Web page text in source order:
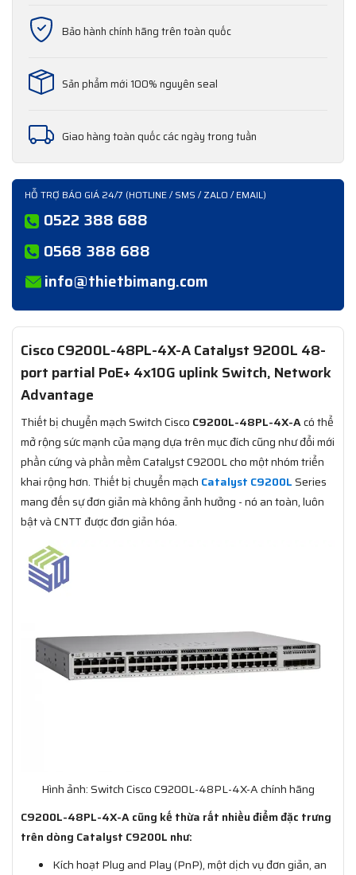
Bảo hành chính hãng trên toàn quốc
Sản phẩm mới 100% nguyên seal
Giao hàng toàn quốc các ngày trong tuần
HỖ TRỢ BÁO GIÁ 24/7 (HOTLINE / SMS / ZALO / EMAIL)
0522 388 688
0568 388 688
info@thietbimang.com
Cisco C9200L-48PL-4X-A Catalyst 9200L 48-
port partial PoE+ 4x10G uplink Switch, Network
Advantage
Thiết bị chuyển mạch Switch Cisco C9200L-48PL-4X-Acó thể
mở rộng sức mạnh của mạng dựa trên mục đích cũng như đổi mới
phần cứng và phần mềm Catalyst C9200L cho một nhóm triển
khai rộng hơn. Thiết bị chuyển mạch Catalyst C9200LSeries
mang đến sự đơn giản mà không ảnh hưởng - nó an toàn, luôn
bật và CNTT được đơn giản hóa.
Hình ảnh: Switch Cisco C9200L-48PL-4X-A chính hãng
C9200L-48PL-4X-A cũng kế thừa rất nhiều điểm đặc trưng
trên dòng Catalyst C9200L như:
Kích hoạt Plug and Play (PnP), một dịch vụ đơn giản, an